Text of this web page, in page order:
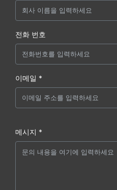
전화 번호
이메일 *
메시지 *